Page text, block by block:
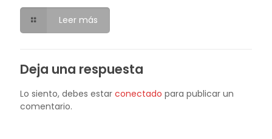
Leer más
Deja una respuesta
Lo siento, debes estar conectado para publicar un
comentario.